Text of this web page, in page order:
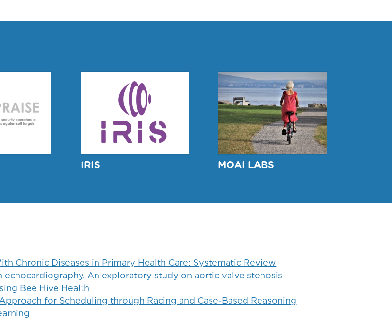
IRIS MOAI LABS
Chronic Diseases in Primary Health Care: Systematic Review
An exploratory study on aortic valve stenosis
Bee Hive Health
for Scheduling through Racing and Case-Based Reasoning